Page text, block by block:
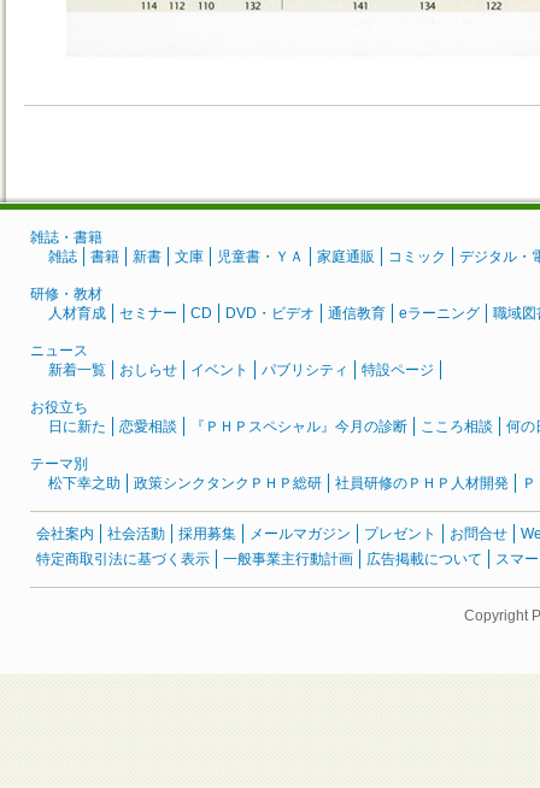
雑誌・書籍
雑誌
書籍 新書 文庫 児童書・ＹＡ 家庭通販 コミック デジタル・
研修・教材
人材育成
セミナー CD DVD・ビデオ 通信教育 eラーニング 職域図
ニュース
新着一覧
おしらせ イベント パブリシティ 特設ページ
お役立ち
日に新た
恋愛相談 『ＰＨＰスペシャル』今月の診断 こころ相談 何の
テーマ別
松下幸之助
政策シンクタンクＰＨＰ総研 社員研修のＰＨＰ人材開発
会社案内 社会活動 採用募集 メールマガジン プレゼント お問合せ
特定商取引法に基づく表示
一般事業主行動計画 広告掲載について スマ
Copyright